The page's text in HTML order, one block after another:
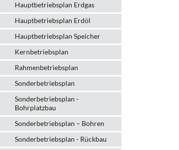
Hauptbetriebsplan Erdgas
Hauptbetriebsplan Erdöl
Hauptbetriebsplan Speicher
Kernbetriebsplan
Rahmenbetriebsplan
Sonderbetriebsplan
Sonderbetriebsplan -
Bohrplatzbau
Sonderbetriebsplan – Bohren
Sonderbetriebsplan - Rückbau